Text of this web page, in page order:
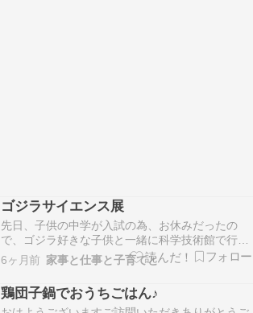
ゴジラサイエンス展
先日、子供の中学が入試の為、お休みだったの
で、ゴジラ好きな子供と一緒に科学技術館で行わ
れている「ゴジラサイエンス展」へ行ってきまし
た。※もう開催期間は終わっております。 結構、
本格的な展示でビックリしました。 入ったところ
から、巨大ゴジラど～ん。 そのほか色々なゴジ
6ヶ月前 家事と仕事と子育てと
鶏団子鍋でおうちごはん♪